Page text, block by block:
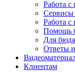
Работа
Работа
Помощь
Для
Ответы
Клиентам